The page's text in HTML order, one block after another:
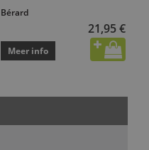
Bérard
21,95 €
Meer info